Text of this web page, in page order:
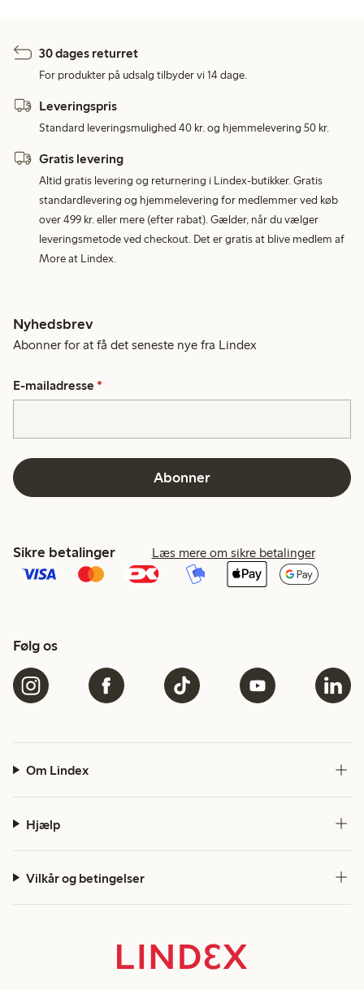
30 dages returret
For produkter på udsalg tilbyder vi 14 dage.
Leveringspris
Standard leveringsmulighed 40 kr. og hjemmelevering 50 kr.
Gratis levering
Altid gratis levering og returnering i Lindex-butikker. Gratis
standardlevering og hjemmelevering for medlemmer ved køb
over 499 kr. eller mere (efter rabat). Gælder, når du vælger
leveringsmetode ved checkout. Det er gratis at blive medlem af
More at Lindex.
Nyhedsbrev
Abonner for at få det seneste nye fra Lindex
E-mailadresse *
Abonner
Sikre betalinger Læs mere om sikre betalinger
Følg os
Om Lindex
Hjælp
Vilkår og betingelser